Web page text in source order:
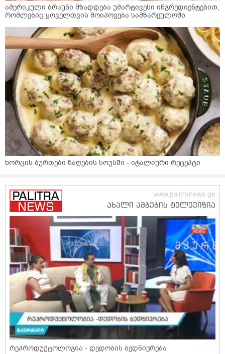
ამერიკული ბრაუნი მზადდება უმარტივესი ინგრედიენტებით,
რომლებიც ყოველთვის მოიპოვება სამზარეულოში
ხორცის ბურთები ნაღების სოუსში - იტალიური რეცეპტი
რეპროდუქტოლოგია - დედობის ბედნიერება